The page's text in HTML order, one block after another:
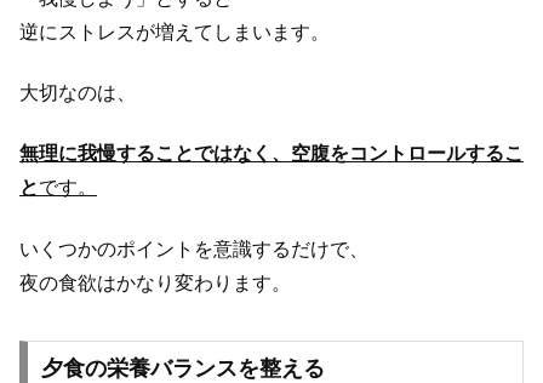
逆にストレスが増えてしまいます。
大切なのは、
無理に我慢することではなく、空腹をコントロールするこ
とです。
いくつかのポイントを意識するだけで、
夜の食欲はかなり変わります。
夕食の栄養バランスを整える